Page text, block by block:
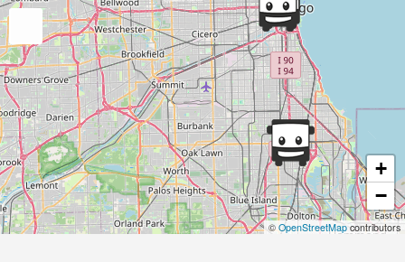
+
−
© OpenStreetMapcontributors